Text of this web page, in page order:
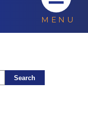
MENU
Search